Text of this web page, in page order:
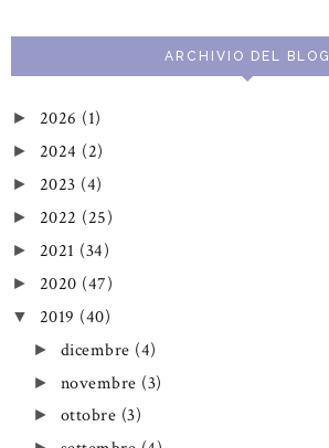
ARCHIVIO DEL BLOG
► 2026 (1)
► 2024 (2)
► 2023 (4)
► 2022 (25)
► 2021 (34)
► 2020 (47)
▼ 2019 (40)
► dicembre (4)
► novembre (3)
► ottobre (3)